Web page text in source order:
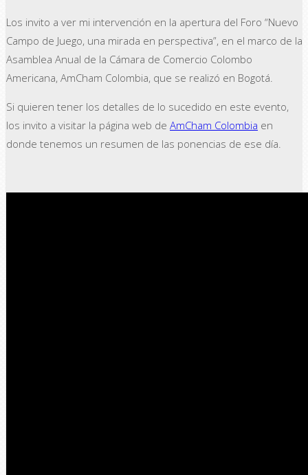
Los invito a ver mi intervención en la apertura del Foro “Nuevo
Campo de Juego, una mirada en perspectiva”, en el marco de la
Asamblea Anual de la Cámara de Comercio Colombo
Americana, AmCham Colombia, que se realizó en Bogotá.
Si quieren tener los detalles de lo sucedido en este evento,
los invito a visitar la página web de AmCham Colombia en
donde tenemos un resumen de las ponencias de ese día.